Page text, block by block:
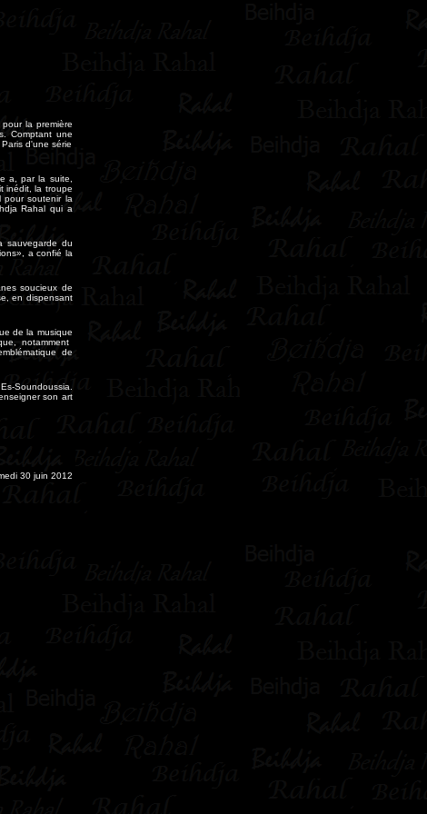
la première
Comptant une
d'une série
a, par la suite,
inédit, la troupe
pour soutenir la
Rahal qui a
sauvegarde du
a confié la
soucieux de
en dispensant
de la musique
notamment
de
Soundoussia.
son art
30 juin 2012